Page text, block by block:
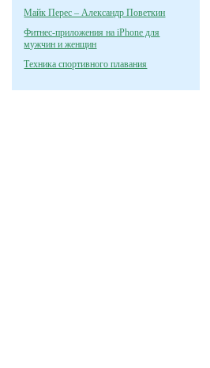
Майк Перес – Александр Поветкин
Фитнес-приложения на iPhone для
мужчин и женщин
Техника спортивного плавания